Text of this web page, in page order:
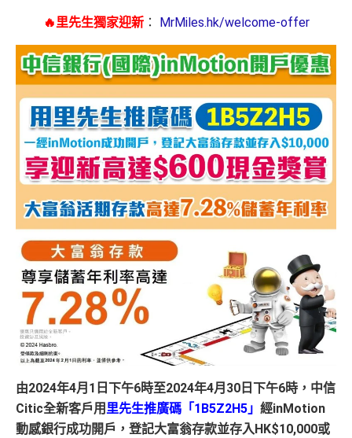
🔥里先生獨家迎新： MrMiles.hk/welcome-offer
由2024年4月1日下午6時至2024年4月30日下午6時，中信
Citic全新客戶用 里先生推廣碼「1B5Z2H5 」 經inMotion
動感銀行成功開戶 ， 登記大富翁存款並存入HK$10,000或